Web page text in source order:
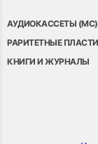
АУДИОКАССЕТЫ (MC)
РАРИТЕТНЫЕ
КНИГИ И ЖУРНАЛЫ